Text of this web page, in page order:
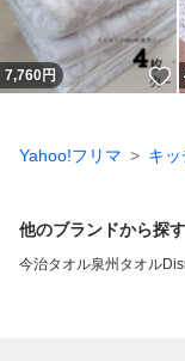
7,760円
Yahoo!フリマ キ
他のブランドから探す
今治タオル泉州タオル